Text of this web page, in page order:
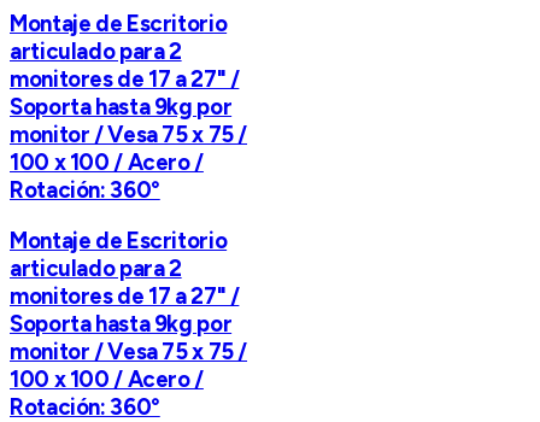
Montaje de Escritorio
articulado para 2
monitores de 17 a 27" /
Soporta hasta 9kg por
monitor / Vesa 75 x 75 /
100 x 100 / Acero /
Rotación: 360°
Montaje de Escritorio
articulado para 2
monitores de 17 a 27" /
Soporta hasta 9kg por
monitor / Vesa 75 x 75 /
100 x 100 / Acero /
Rotación: 360°